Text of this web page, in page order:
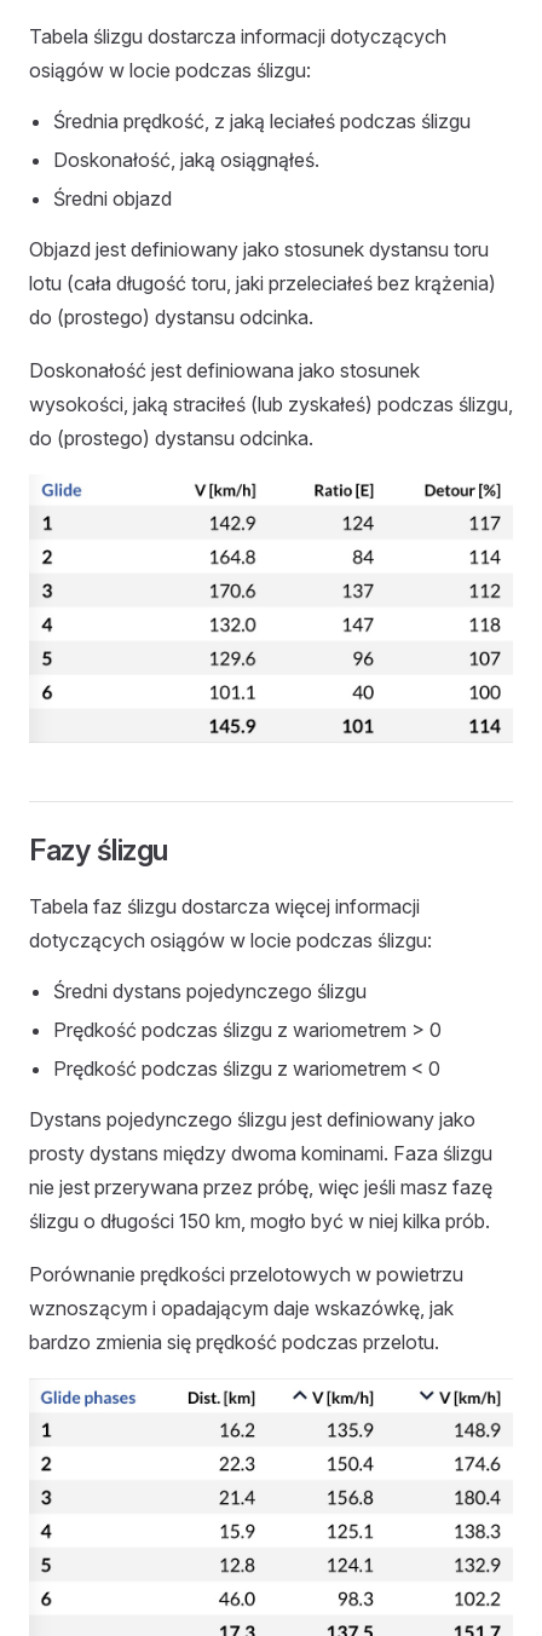
Tabela ślizgu dostarcza informacji dotyczących
osiągów w locie podczas ślizgu:
Średnia prędkość, z jaką leciałeś podczas ślizgu
Doskonałość, jaką osiągnąłeś.
Średni objazd
Objazd jest definiowany jako stosunek dystansu toru
lotu (cała długość toru, jaki przeleciałeś bez krążenia)
do (prostego) dystansu odcinka.
Doskonałość jest definiowana jako stosunek
wysokości, jaką straciłeś (lub zyskałeś) podczas ślizgu,
do (prostego) dystansu odcinka.
Fazy ślizgu
Tabela faz ślizgu dostarcza więcej informacji
dotyczących osiągów w locie podczas ślizgu:
Średni dystans pojedynczego ślizgu
Prędkość podczas ślizgu z wariometrem > 0
Prędkość podczas ślizgu z wariometrem < 0
Dystans pojedynczego ślizgu jest definiowany jako
prosty dystans między dwoma kominami. Faza ślizgu
nie jest przerywana przez próbę, więc jeśli masz fazę
ślizgu o długości 150 km, mogło być w niej kilka prób.
Porównanie prędkości przelotowych w powietrzu
wznoszącym i opadającym daje wskazówkę, jak
bardzo zmienia się prędkość podczas przelotu.